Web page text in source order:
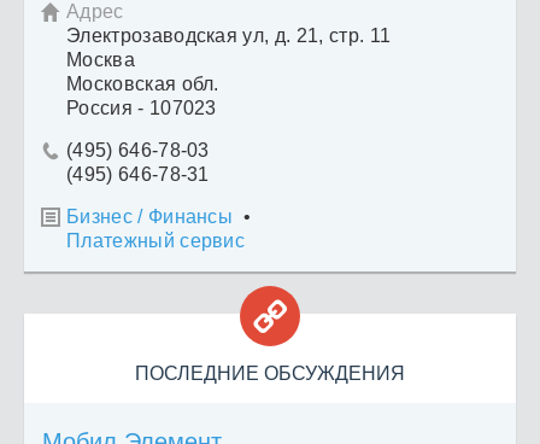
 Адрес
Электрозаводская ул, д. 21, стр. 11
Москва
Московская обл.
Россия - 107023
 (495) 646-78-03
(495) 646-78-31
 Бизнес / Финансы •
Платежный сервис

ПОСЛЕДНИЕ ОБСУЖДЕНИЯ